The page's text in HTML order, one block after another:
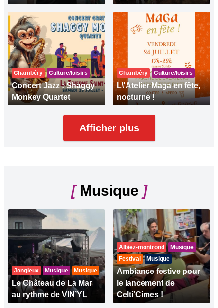
Chambéry Culture/loisirs
Concert Jazz : Shaggy
Monkey Quartet
Chambéry Culture/loisirs
L\'Atelier Maga en fête,
nocturne !
Afficher plus
[Musique ]
Jongieux Musique Musique
Le Château de La Mar
au rythme de VIN’YL
Albiez-montrond
Musique
Festival
Musique
Ambiance festive pour
le lancement de
Celti'Cimes !